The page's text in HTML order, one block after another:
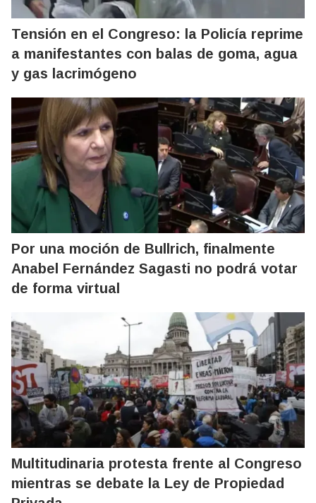
Tensión en el Congreso: la Policía reprime
a manifestantes con balas de goma, agua
y gas lacrimógeno
Por una moción de Bullrich, finalmente
Anabel Fernández Sagasti no podrá votar
de forma virtual
Multitudinaria protesta frente al Congreso
mientras se debate la Ley de Propiedad